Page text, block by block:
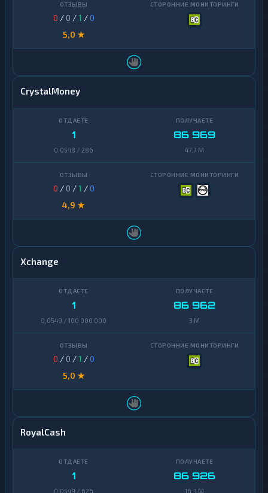
0 / 0 /1 /0
5,0 ★
CrystalMoney
1
0,0548 / 286
86 969
47,7 M
0 / 0 /1 /0
4,9 ★
Xchange
1
0,0549 / 100 000 000
86 962
3 M
0 / 0 /1 /0
5,0 ★
RoyalCash
1
0,0549 / 626
86 926
16,3 M